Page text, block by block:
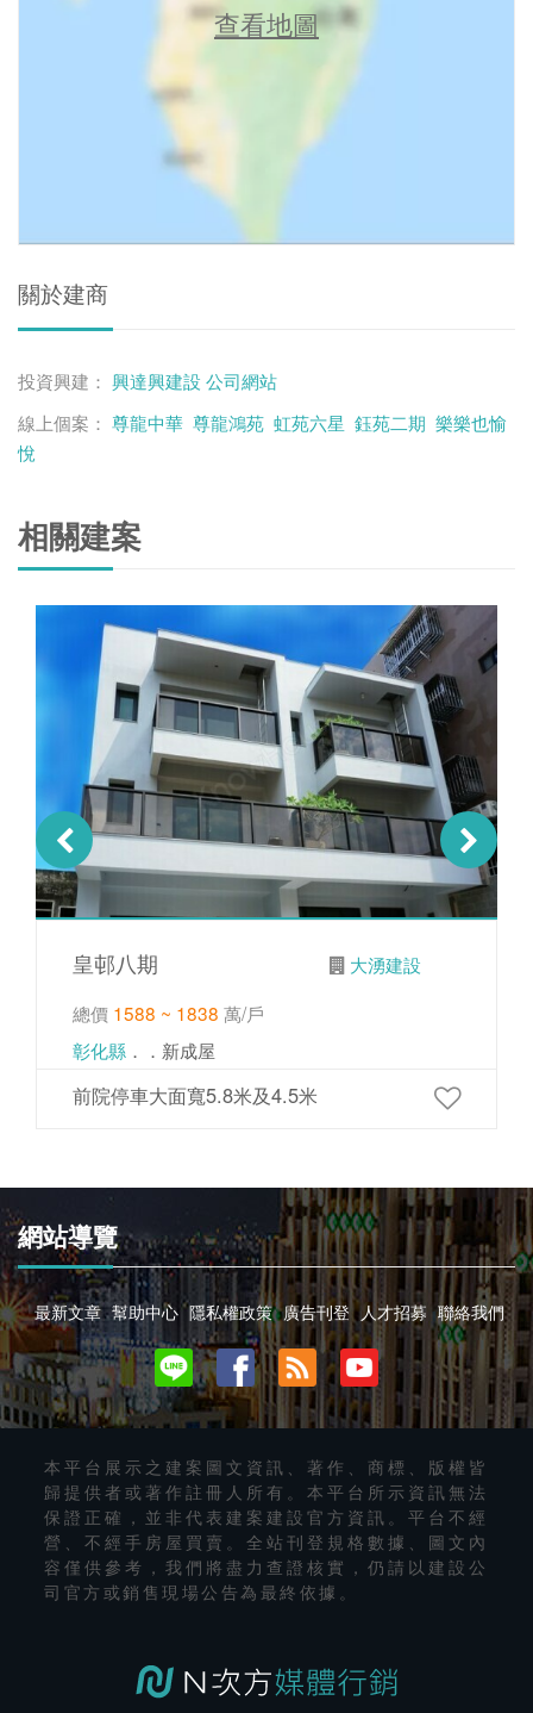
查看地圖
關於建商
投資興建： 興達興建設 公司網站
線上個案： 尊龍中華 尊龍鴻苑 虹苑六星 鈺苑二期 樂樂也愉
悅
相關建案
皇邨八期
大湧建設
總價 1588 ~ 1838 萬/戶
彰化縣 ．．新成屋
前院停車大面寬5.8米及4.5米
網站導覽
最新文章 幫助中心 隱私權政策 廣告刊登 人才招募 聯絡我們
本平台展示之建案圖文資訊、著作、商標、版權皆
歸提供者或著作註冊人所有。本平台所示資訊無法
保證正確，並非代表建案建設官方資訊。平台不經
營、不經手房屋買賣。全站刊登規格數據、圖文內
容僅供參考，我們將盡力查證核實，仍請以建設公
司官方或銷售現場公告為最終依據。